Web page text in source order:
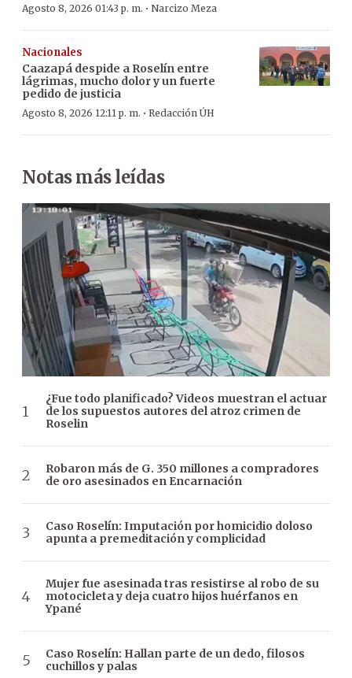
Agosto 8, 2026 01:43 p. m. · Narcizo Meza
Nacionales
Caazapá despide a Roselín entre
lágrimas, mucho dolor y un fuerte
pedido de justicia
Agosto 8, 2026 12:11 p. m. · Redacción ÚH
Notas más leídas
¿Fue todo planificado? Videos muestran el actuar
de los supuestos autores del atroz crimen de
Roselin
Robaron más de G. 350 millones a compradores
de oro asesinados en Encarnación
Caso Roselín: Imputación por homicidio doloso
apunta a premeditación y complicidad
Mujer fue asesinada tras resistirse al robo de su
motocicleta y deja cuatro hijos huérfanos en
Ypané
Caso Roselín: Hallan parte de un dedo, filosos
cuchillos y palas